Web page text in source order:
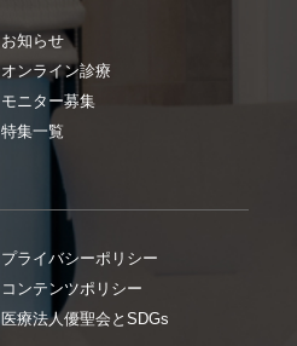
お知らせ
オンライン診療
モニター募集
特集一覧
プライバシーポリシー
コンテンツポリシー
医療法人優聖会とSDGs